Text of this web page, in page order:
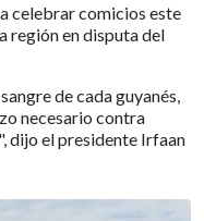
celebrar comicios este
región en disputa del
de cada guyanés,
necesario contra
dijo el presidente Irfaan